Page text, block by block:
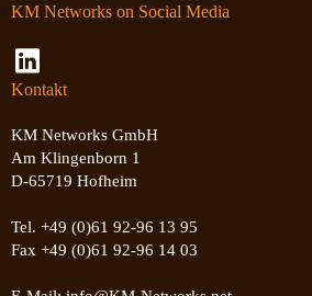
KM Networks on Social Media
Kontakt
KM Networks GmbH
Am Klingenborn 1
D-65719 Hofheim
Tel. +49 (0)61 92-96 13 95
Fax +49 (0)61 92-96 14 03